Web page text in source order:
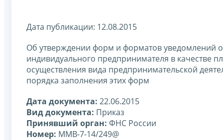
Дата публикации: 12.08.2015
Об утверждении форм и форматов уведомлений о
индивидуального предпринимателя в качестве
осуществления вида предпринимательской
порядка заполнения этих форм
Дата документа: 22.06.2015
Вид документа: Приказ
Принявший орган: ФНС России
Номер: ММВ-7-14/249@